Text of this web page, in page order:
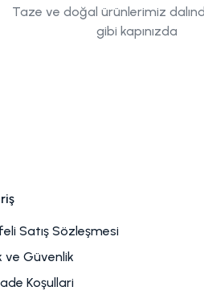
Taze ve doğal ürünlerimiz
gibi kapınızda
Satış Sözleşmesi
ve Güvenlik
Koşullari